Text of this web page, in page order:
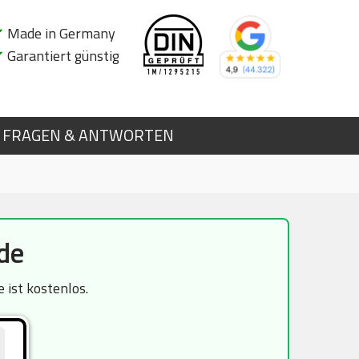
Made in Germany
Garantiert günstig
FRAGEN & ANTWORTEN
ist kostenlos.